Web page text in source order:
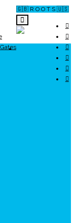
🇬🇧 R O O T S 🇺🇸